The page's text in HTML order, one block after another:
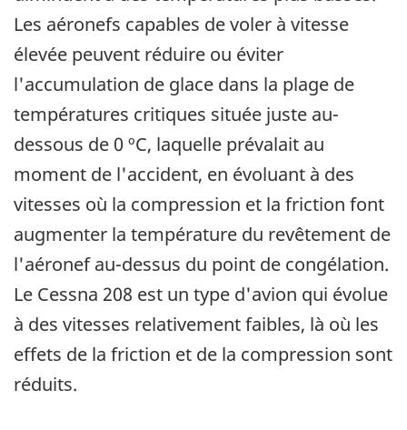
Les aéronefs capables de voler à vitesse
élevée peuvent réduire ou éviter
l'accumulation de glace dans la plage de
températures critiques située juste au-
dessous de 0 ºC, laquelle prévalait au
moment de l'accident, en évoluant à des
vitesses où la compression et la friction font
augmenter la température du revêtement de
l'aéronef au-dessus du point de congélation.
Le Cessna 208 est un type d'avion qui évolue
à des vitesses relativement faibles, là où les
effets de la friction et de la compression sont
réduits.